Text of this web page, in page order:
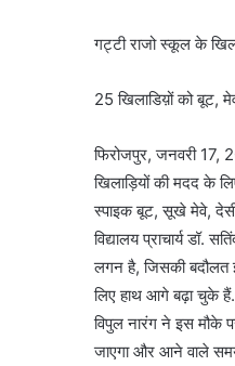
गट्टी राजो स्कूल के
25 खिलाडिय़ों को बूट,
फिरोजपुर, जनवरी 17,
खिलाड़ियों की मदद के
स्पाइक बूट, सूखे मेवे,
विद्यालय प्राचार्य
लगन है, जिसकी बदौलत
लिए हाथ आगे बढ़ा चुके हैं.
विपुल नारंग ने इस मौके
जाएगा और आने वाले